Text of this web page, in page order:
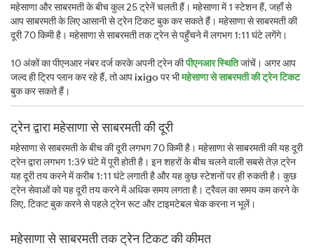
महेसाणा और साबरमती के बीच कुल 25 ट्रेनें चलती हैं। महेसाणा में 1 स्टेशन हैं, जहाँ से
आप साबरमती के लिए आसानी से ट्रेन टिकट बुक कर सकते हैं। महेसाणा से साबरमती की
दूरी 70 किमी है। महेसाणा से साबरमती तक ट्रेन से पहुँचने में लगभग 1:11 घंटे लगेंगे।
10 अंकों का पीएनआर नंबर दर्ज करके अपनी ट्रेन कीपीएनआर स्थितिजांचें। अगर आप
जल्द ही ट्रिप प्लान कर रहे हैं, तो आपixigoपर भीमहेसाणा से साबरमती की ट्रेन टिकट
बुक कर सकते हैं।
ट्रेन द्वारा महेसाणा से साबरमती की दूरी
महेसाणा से साबरमती के बीच की दूरी लगभग 70 किमी है। महेसाणा से साबरमती की यह दूरी
ट्रेन द्वारा लगभग 1:39 घंटे में पूरी होती है। इन शहरों के बीच चलने वाली सबसे तेज़ ट्रेन
यह दूरी तय करने में करीब 1:11 घंटे लगाती है और यह कुछ स्टेशनों पर ही रुकती है। कुछ
ट्रेन सेवाओं को यह दूरी तय करने में अधिक समय लगता है। ट्रैवल का समय कम करने के
लिए, टिकट बुक करने से पहले ट्रेन रूट और टाइमटेबल चेक करना न भूलें।
महेसाणा से साबरमती तक ट्रेन टिकट की कीमत